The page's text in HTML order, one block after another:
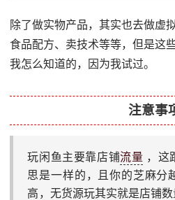
除了做实物产品，其实也去做虚
食品配方、卖技术等等，但是这
我怎么知道的，因为我试过。
注意事
玩闲鱼主要靠店铺流量 ，这
思是一样的，且你的芝麻分
高，无货源玩其实就是店铺